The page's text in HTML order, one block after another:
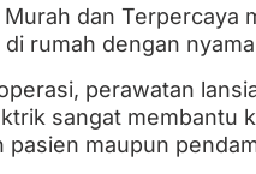
dan Terpercaya
rumah dengan
perawatan
sangat membantu
maupun